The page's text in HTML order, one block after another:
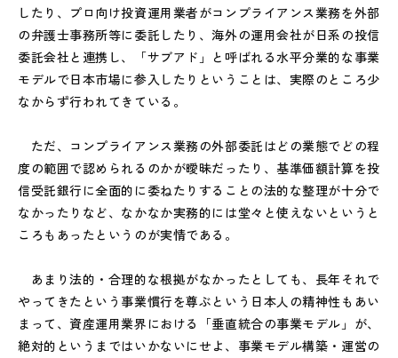
したり、プロ向け投資運用業者がコンプライアンス業務を外部
の弁護士事務所等に委託したり、海外の運用会社が日系の投信
委託会社と連携し、「サブアド」と呼ばれる水平分業的な事業
モデルで日本市場に参入したりということは、実際のところ少
なからず行われてきている。
ただ、コンプライアンス業務の外部委託はどの業態でどの程
度の範囲で認められるのかが曖昧だったり、基準価額計算を投
信受託銀行に全面的に委ねたりすることの法的な整理が十分で
なかったりなど、なかなか実務的には堂々と使えないというと
ころもあったというのが実情である。
あまり法的・合理的な根拠がなかったとしても、長年それで
やってきたという事業慣行を尊ぶという日本人の精神性もあい
まって、資産運用業界における「垂直統合の事業モデル」が、
絶対的というまではいかないにせよ、事業モデル構築・運営の